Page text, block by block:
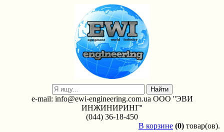
e-mail: info@ewi-engineering.com.ua ООО ''ЭВИ
ИНЖИНИРИНГ''
(044) 36-18-450
В корзине (0) товар(ов).